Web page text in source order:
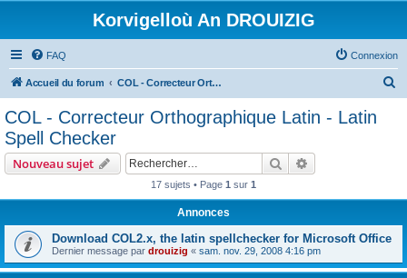
Korvigelloù An DROUIZIG
FAQ Connexion
Accueil du forum COL - Correcteur Orthographique Latin - Latin Spell Checker
COL - Correcteur Orthographique Latin - Latin
Spell Checker
Nouveau sujet Rechercher
17 sujets • Page 1 sur 1
Annonces
Download COL2.x, the latin spellchecker for Microsoft Office
Dernier message par drouizig « sam. nov. 29, 2008 4:16 pm